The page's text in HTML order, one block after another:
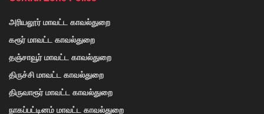
அரியலூர் மாவட்ட காவல்துறை
கரூர் மாவட்ட காவல்துறை
தஞ்சாவூர் மாவட்ட காவல்துறை
திருச்சி மாவட்ட காவல்துறை
திருவாரூர் மாவட்ட காவல்துறை
நாகப்பட்டினம் மாவட்ட காவல்துறை